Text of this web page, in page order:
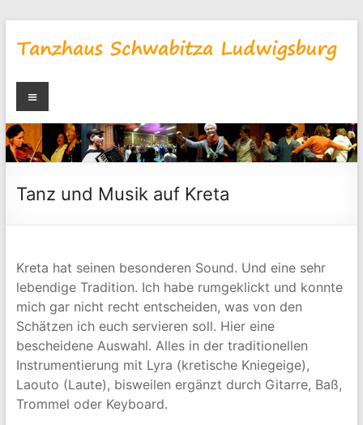
Inhalt
springen
Tanzhaus
Schwabitza
Blog
Menü
Tanz und Musik auf Kreta
Kreta hat seinen besonderen Sound. Und eine sehr
lebendige Tradition. Ich habe rumgeklickt und konnte
mich gar nicht recht entscheiden, was von den
Schätzen ich euch servieren soll. Hier eine
bescheidene Auswahl. Alles in der traditionellen
Instrumentierung mit Lyra (kretische Kniegeige),
Laouto (Laute), bisweilen ergänzt durch Gitarre, Baß,
Trommel oder Keyboard.